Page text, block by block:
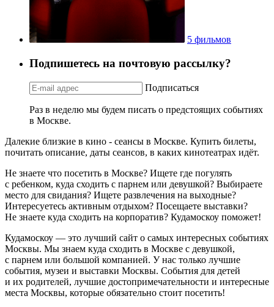
5 фильмов
Подпишетесь на почтовую рассылку?
Подписаться
Раз в неделю мы будем писать о предстоящих событиях
в Москве.
Далекие близкие в кино - сеансы в Москве. Купить билеты,
почитать описание, даты сеансов, в каких кинотеатрах идёт.
Не знаете что посетить в Москве? Ищете где погулять
с ребенком, куда сходить с парнем или девушкой? Выбираете
место для свидания? Ищете развлечения на выходные?
Интересуетесь активным отдыхом? Посещаете выставки?
Не знаете куда сходить на корпоратив? Кудамоскоу поможет!
Кудамоскоу — это лучший сайт о самых интересных событиях
Москвы. Мы знаем куда сходить в Москве с девушкой,
с парнем или большой компанией. У нас только лучшие
события, музеи и выставки Москвы. События для детей
и их родителей, лучшие достопримечательности и интересные
места Москвы, которые обязательно стоит посетить!